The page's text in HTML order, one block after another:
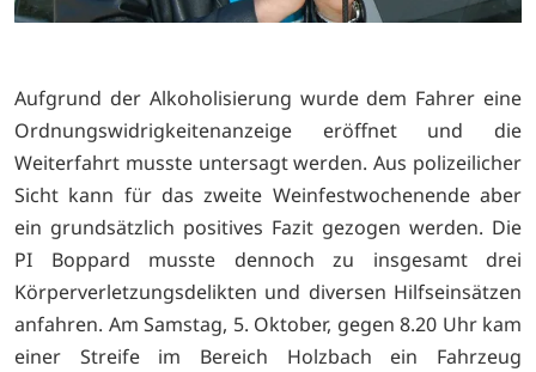
Aufgrund der Alkoholisierung wurde dem Fahrer eine
Ordnungswidrigkeitenanzeige eröffnet und die
Weiterfahrt musste untersagt werden. Aus polizeilicher
Sicht kann für das zweite Weinfestwochenende aber
ein grundsätzlich positives Fazit gezogen werden. Die
PI Boppard musste dennoch zu insgesamt drei
Körperverletzungsdelikten und diversen Hilfseinsätzen
anfahren. Am Samstag, 5. Oktober, gegen 8.20 Uhr kam
einer Streife im Bereich Holzbach ein Fahrzeug